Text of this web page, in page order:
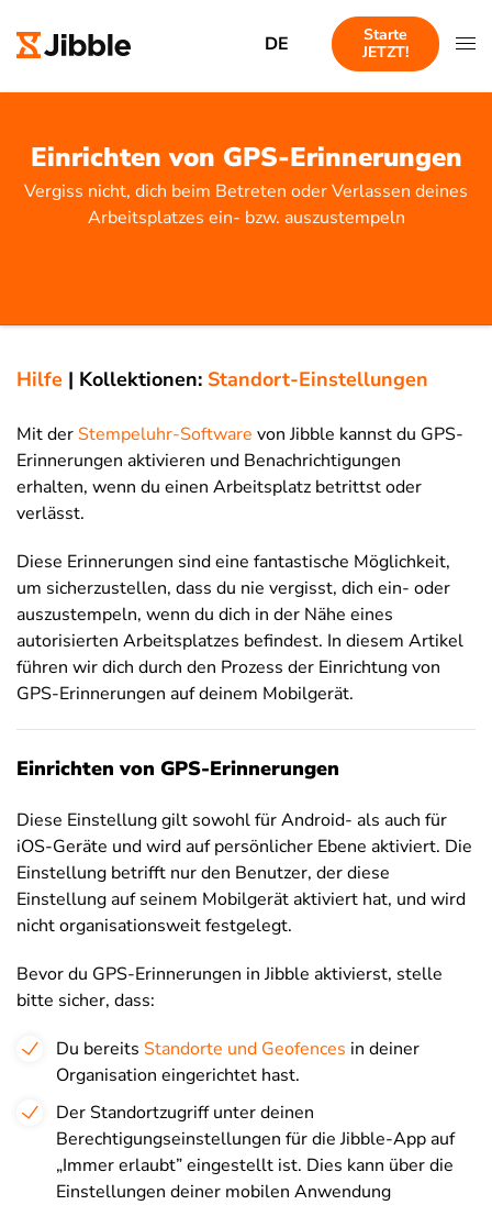
DE
Starte
JETZT!
Einrichten von GPS-Erinnerungen
Vergiss nicht, dich beim Betreten oder Verlassen deines
Arbeitsplatzes ein- bzw. auszustempeln
Hilfe | Kollektionen: Standort-Einstellungen
Mit der Stempeluhr-Software von Jibble kannst du GPS-
Erinnerungen aktivieren und Benachrichtigungen
erhalten, wenn du einen Arbeitsplatz betrittst oder
verlässt.
Diese Erinnerungen sind eine fantastische Möglichkeit,
um sicherzustellen, dass du nie vergisst, dich ein- oder
auszustempeln, wenn du dich in der Nähe eines
autorisierten Arbeitsplatzes befindest. In diesem Artikel
führen wir dich durch den Prozess der Einrichtung von
GPS-Erinnerungen auf deinem Mobilgerät.
Einrichten von GPS-Erinnerungen
Diese Einstellung gilt sowohl für Android- als auch für
iOS-Geräte und wird auf persönlicher Ebene aktiviert. Die
Einstellung betrifft nur den Benutzer, der diese
Einstellung auf seinem Mobilgerät aktiviert hat, und wird
nicht organisationsweit festgelegt.
Bevor du GPS-Erinnerungen in Jibble aktivierst, stelle
bitte sicher, dass:
Du bereits Standorte und Geofences in deiner
Organisation eingerichtet hast.
Der Standortzugriff unter deinen
Berechtigungseinstellungen für die Jibble-App auf
„Immer erlaubt” eingestellt ist. Dies kann über die
Einstellungen deiner mobilen Anwendung